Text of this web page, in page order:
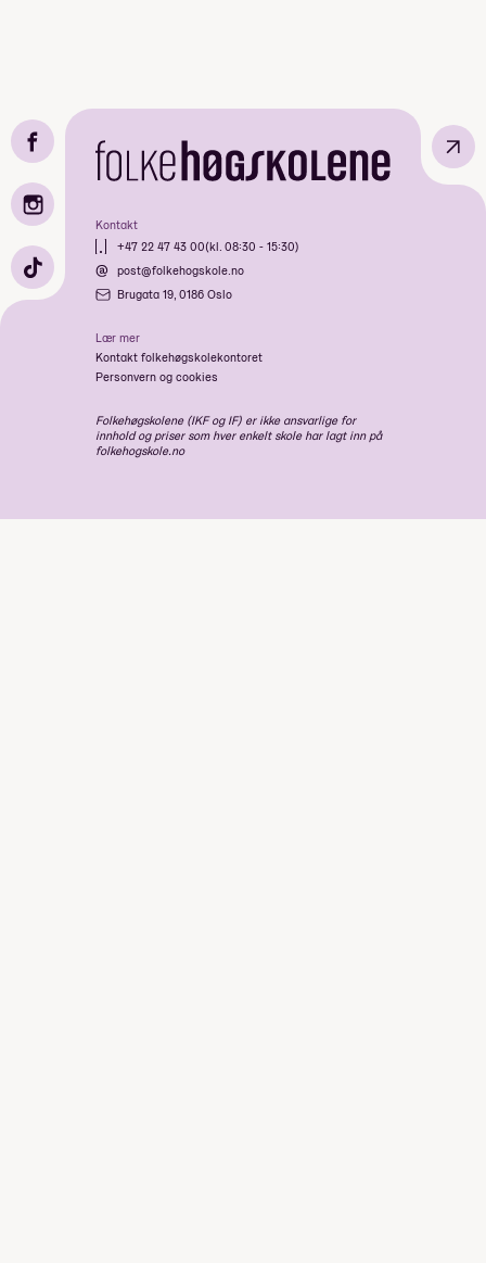
Kontakt
+47 22 47 43 00(kl. 08:30 - 15:30)
post@folkehogskole.no
Brugata 19, 0186 Oslo
Lær mer
Kontakt folkehøgskolekontoret
Personvern og cookies
Folkehøgskolene (IKF og IF) er ikke ansvarlige for
innhold og priser som hver enkelt skole har lagt inn på
folkehogskole.no
↗